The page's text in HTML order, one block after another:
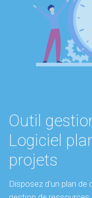
Outil
Logiciel
projets
Disposez d'un plan de